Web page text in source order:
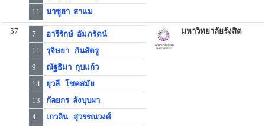
11
นาซูฮา สาแม
57 7
อารีรักษ์ อัมภรัตน์
11
รุจิษยา กันสัตรู
9
ณัฐธิมา กุบแก้ว
14
ยุวลี โชคสมัย
13
กัลยกร ลังบุบผา
4
เกวลิน สุวรรณวงศ์
มหาวิทยาลัยรังสิต